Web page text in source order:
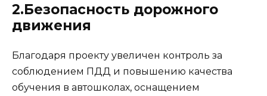
2.Безопасность дорожного
движения
Благодаря проекту увеличен контроль за
соблюдением ПДД и повышению качества
обучения в автошколах, оснащением